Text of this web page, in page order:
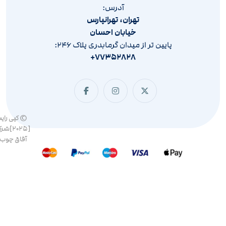
آدرس:
تهران، تهرانپارس
خیابان احسان
پایین تر از میدان گرمابدری پلاک ۲۴۶:
۷۷۳۵۲۸۲۸+
© کپی
آفاق